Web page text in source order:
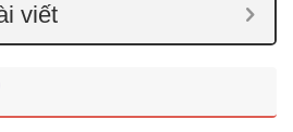
viết